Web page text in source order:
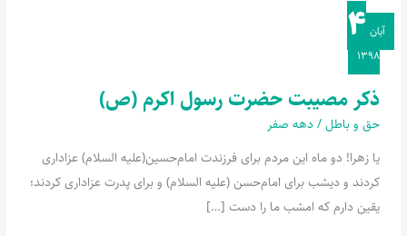
آبان ۴
۱۳۹۸
ذکر مصیبت حضرت رسول اکرم (ص)
حق و باطل/دهه صفر
یا زهرا! دو ماه این مردم برای فرزندت امام‌حسین(علیه السلام) عزاداری
کردند و دیشب برای امام‌حسن (علیه السلام) و برای پدرت عزاداری کردند؛
یقین دارم که امشب ما را دست […]
ذکر
مصیبت
حضرت
اکرم
(ص)